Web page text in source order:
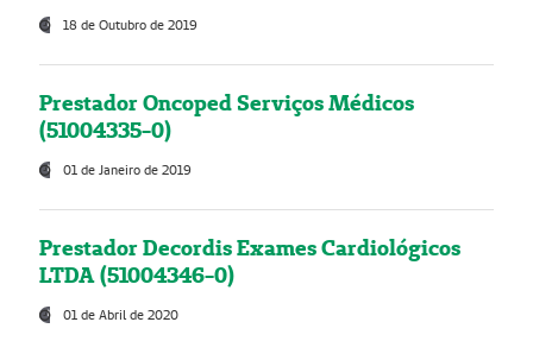
18 de Outubro de 2019
Prestador Oncoped Serviços Médicos
(51004335-0)
01 de Janeiro de 2019
Prestador Decordis Exames Cardiológicos
LTDA (51004346-0)
01 de Abril de 2020